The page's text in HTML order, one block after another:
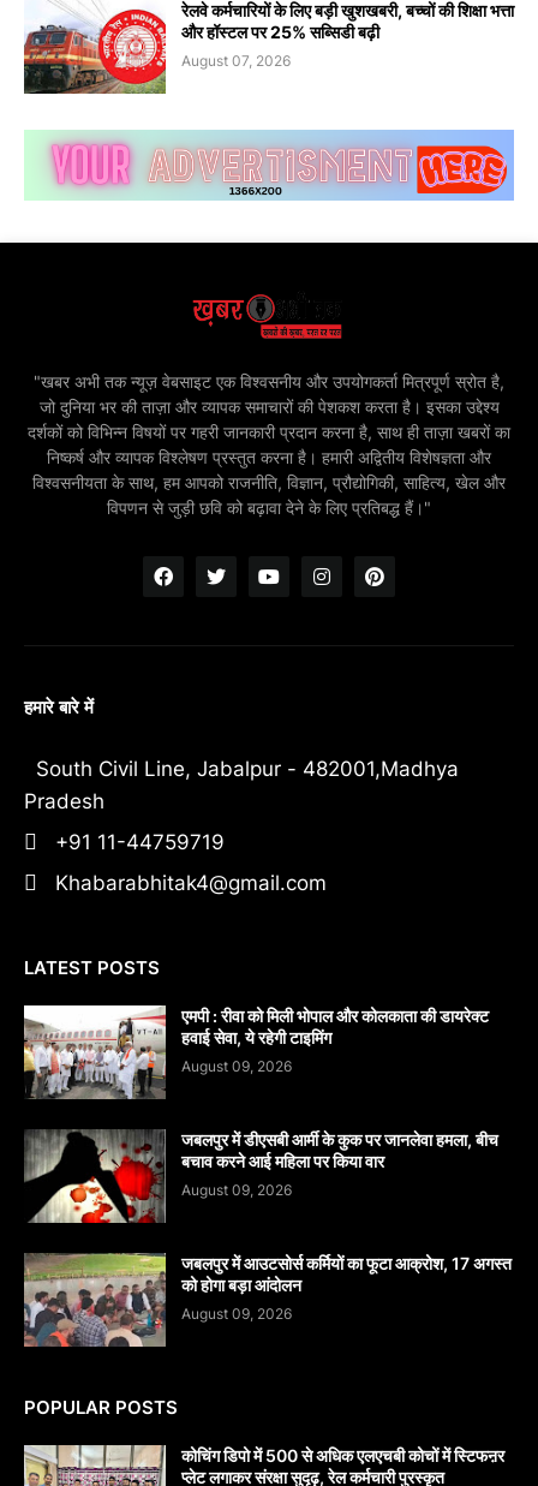
रेलवे कर्मचारियों के लिए बड़ी खुशखबरी, बच्चों की शिक्षा भत्ता
और हॉस्टल पर 25% सब्सिडी बढ़ी
August 07, 2026
"खबर अभी तक न्यूज़ वेबसाइट एक विश्वसनीय और उपयोगकर्ता मित्रपूर्ण स्रोत है,
जो दुनिया भर की ताज़ा और व्यापक समाचारों की पेशकश करता है। इसका उद्देश्य
दर्शकों को विभिन्न विषयों पर गहरी जानकारी प्रदान करना है, साथ ही ताज़ा खबरों का
निष्कर्ष और व्यापक विश्लेषण प्रस्तुत करना है। हमारी अद्वितीय विशेषज्ञता और
विश्वसनीयता के साथ, हम आपको राजनीति, विज्ञान, प्रौद्योगिकी, साहित्य, खेल और
विपणन से जुड़ी छवि को बढ़ावा देने के लिए प्रतिबद्ध हैं।"
हमारे बारे में
South Civil Line, Jabalpur - 482001,Madhya
Pradesh
+91 11-44759719
Khabarabhitak4@gmail.com
LATEST POSTS
एमपी : रीवा को मिली भोपाल और कोलकाता की डायरेक्ट
हवाई सेवा, ये रहेगी टाइमिंग
August 09, 2026
जबलपुर में डीएसबी आर्मी के कुक पर जानलेवा हमला, बीच
बचाव करने आई महिला पर किया वार
August 09, 2026
जबलपुर में आउटसोर्स कर्मियों का फूटा आक्रोश, 17 अगस्त
को होगा बड़ा आंदोलन
August 09, 2026
POPULAR POSTS
कोचिंग डिपो में 500 से अधिक एलएचबी कोचों में स्टिफऩर
प्लेट लगाकर संरक्षा सुदृढ़, रेल कर्मचारी पुरस्कृत